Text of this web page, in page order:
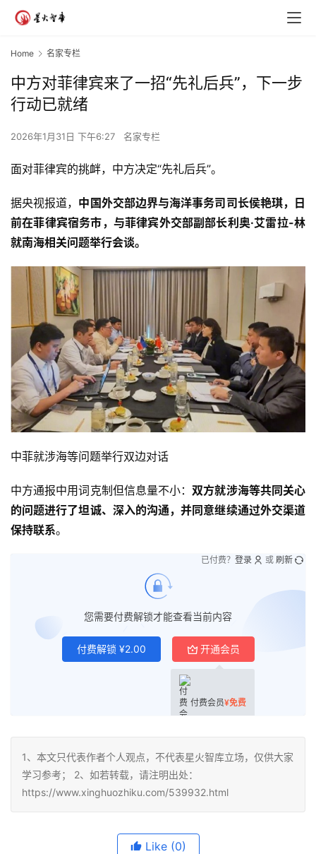
Home 名家专栏
中方对菲律宾来了一招“先礼后兵”，下一步
行动已就绪
2026年1月31日 下午6:27 名家专栏
面对菲律宾的挑衅，中方决定“先礼后兵”。
据央视报道， 中国外交部边界与海洋事务司司长侯艳琪，日
前在菲律宾宿务市，与菲律宾外交部副部长利奥·艾雷拉-林
就南海相关问题举行会谈。
中菲就涉海等问题举行双边对话
中方通报中用词克制但信息量不小：双方就涉海等共同关心
的问题进行了坦诚、深入的沟通，并同意继续通过外交渠道
保持联系。
您需要付费解锁才能查看当前内容
付费解锁 ¥2.00 开通会员
付费会员¥免费
已付费？ 登录 或 刷新
1、本文只代表作者个人观点，不代表星火智库立场，仅供大家
学习参考； 2、如若转载，请注明出处：
https://www.xinghuozhiku.com/539932.html
Like (0)